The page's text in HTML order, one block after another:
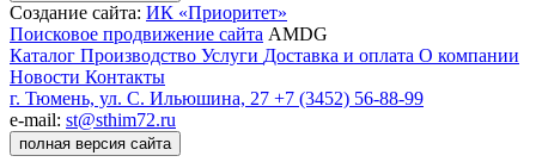
Создание сайта: ИК «Приоритет»
Поисковое продвижение сайта AMDG
Каталог Производство Услуги Доставка и оплата О компании
Новости Контакты
г. Тюмень, ул. С. Ильюшина, 27 +7 (3452) 56-88-99
e-mail: st@sthim72.ru
полная версия сайта